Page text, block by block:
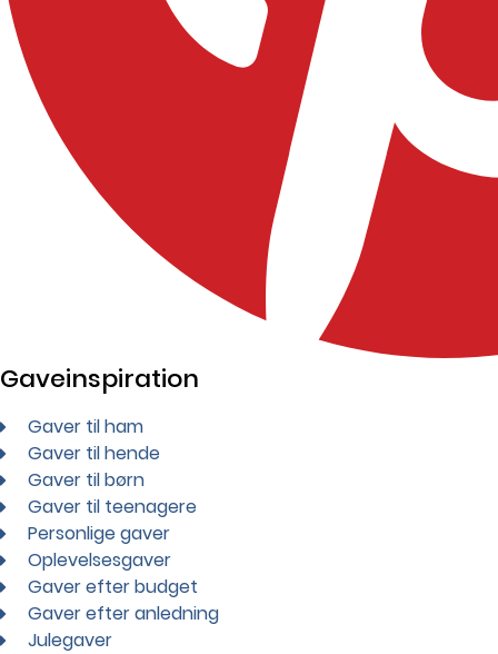
Gaveinspiration
Gaver til ham
Gaver til hende
Gaver til børn
Gaver til teenagere
Personlige gaver
Oplevelsesgaver
Gaver efter budget
Gaver efter anledning
Julegaver